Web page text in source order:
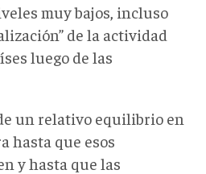
muy bajos, incluso
de la actividad
luego de las
un relativo equilibrio en
hasta que esos
y hasta que las